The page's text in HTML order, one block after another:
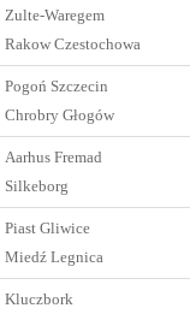
Zulte-Waregem
Rakow Czestochowa
Pogoń Szczecin
Chrobry Głogów
Aarhus Fremad
Silkeborg
Piast Gliwice
Miedź Legnica
Kluczbork